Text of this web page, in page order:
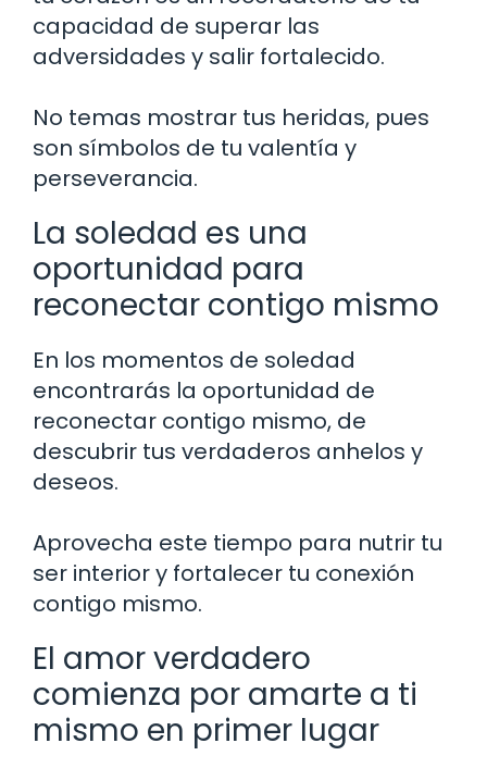
capacidad de superar las
adversidades y salir fortalecido.
No temas mostrar tus heridas, pues
son símbolos de tu valentía y
perseverancia.
La soledad es una
oportunidad para
reconectar contigo mismo
En los momentos de soledad
encontrarás la oportunidad de
reconectar contigo mismo, de
descubrir tus verdaderos anhelos y
deseos.
Aprovecha este tiempo para nutrir tu
ser interior y fortalecer tu conexión
contigo mismo.
El amor verdadero
comienza por amarte a ti
mismo en primer lugar